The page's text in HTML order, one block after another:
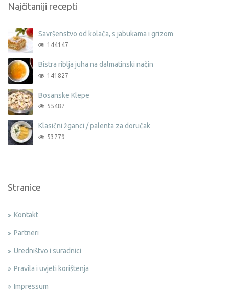
Najčitaniji recepti
Savršenstvo od kolača, s jabukama i grizom
144147
Bistra riblja juha na dalmatinski način
141827
Bosanske Klepe
55487
Klasični žganci / palenta za doručak
53779
Stranice
Kontakt
Partneri
Uredništvo i suradnici
Pravila i uvjeti korištenja
Impressum